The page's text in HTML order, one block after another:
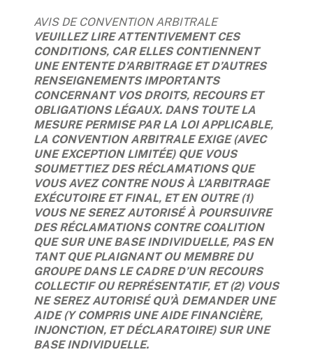
AVIS DE CONVENTION ARBITRALE
VEUILLEZ LIRE ATTENTIVEMENT CES
CONDITIONS, CAR ELLES CONTIENNENT
UNE ENTENTE D’ARBITRAGE ET D’AUTRES
RENSEIGNEMENTS IMPORTANTS
CONCERNANT VOS DROITS, RECOURS ET
OBLIGATIONS LÉGAUX. DANS TOUTE LA
MESURE PERMISE PAR LA LOI APPLICABLE,
LA CONVENTION ARBITRALE EXIGE (AVEC
UNE EXCEPTION LIMITÉE) QUE VOUS
SOUMETTIEZ DES RÉCLAMATIONS QUE
VOUS AVEZ CONTRE NOUS À L’ARBITRAGE
EXÉCUTOIRE ET FINAL, ET EN OUTRE (1)
VOUS NE SEREZ AUTORISÉ À POURSUIVRE
DES RÉCLAMATIONS CONTRE COALITION
QUE SUR UNE BASE INDIVIDUELLE, PAS EN
TANT QUE PLAIGNANT OU MEMBRE DU
GROUPE DANS LE CADRE D’UN RECOURS
COLLECTIF OU REPRÉSENTATIF, ET (2) VOUS
NE SEREZ AUTORISÉ QU’À DEMANDER UNE
AIDE (Y COMPRIS UNE AIDE FINANCIÈRE,
INJONCTION, ET DÉCLARATOIRE) SUR UNE
BASE INDIVIDUELLE.